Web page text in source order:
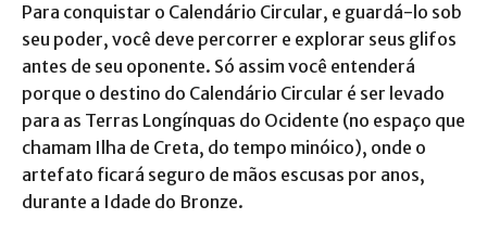
Para conquistar o Calendário Circular, e guardá-lo sob
seu poder, você deve percorrer e explorar seus glifos
antes de seu oponente. Só assim você entenderá
porque o destino do Calendário Circular é ser levado
para as Terras Longínquas do Ocidente (no espaço que
chamam Ilha de Creta, do tempo minóico), onde o
artefato ficará seguro de mãos escusas por anos,
durante a Idade do Bronze.